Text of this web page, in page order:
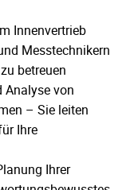
Innenvertrieb
Messtechnikern
betreuen
von
– Sie leiten
Ihre
Ihrer